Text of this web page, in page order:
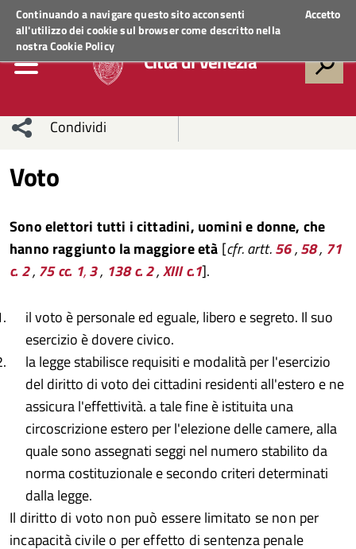
Continuando a navigare questo sito acconsenti
all'utilizzo dei cookie sul browser come descritto nella
nostraCookie Policy
Accetto
Regione VenetoACCEDI AI SERVIZI
Città di Venezia
Condividi
network
Condividi
Facebook
su
Twitter
Condividi
su
Facebook
Condividi
su
Whatsapp
Voto
Sono elettori tutti i cittadini, uomini e donne, che
hanno raggiunto la maggiore età [cfr. artt.56,58, 71
c. 2, 75 cc. 1,3, 138 c. 2,XIII c.1].
il voto è personale ed eguale, libero e segreto. Il suo
esercizio è dovere civico.
la legge stabilisce requisiti e modalità per l'esercizio
del diritto di voto dei cittadini residenti all'estero e ne
assicura l'effettività. a tale fine è istituita una
circoscrizione estero per l'elezione delle camere, alla
quale sono assegnati seggi nel numero stabilito da
norma costituzionale e secondo criteri determinati
dalla legge.
Il diritto di voto non può essere limitato se non per
incapacità civile o per effetto di sentenza penale